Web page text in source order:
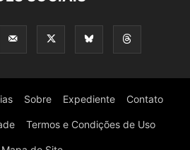
Sobre Expediente Contato
Termos e Condições de Uso